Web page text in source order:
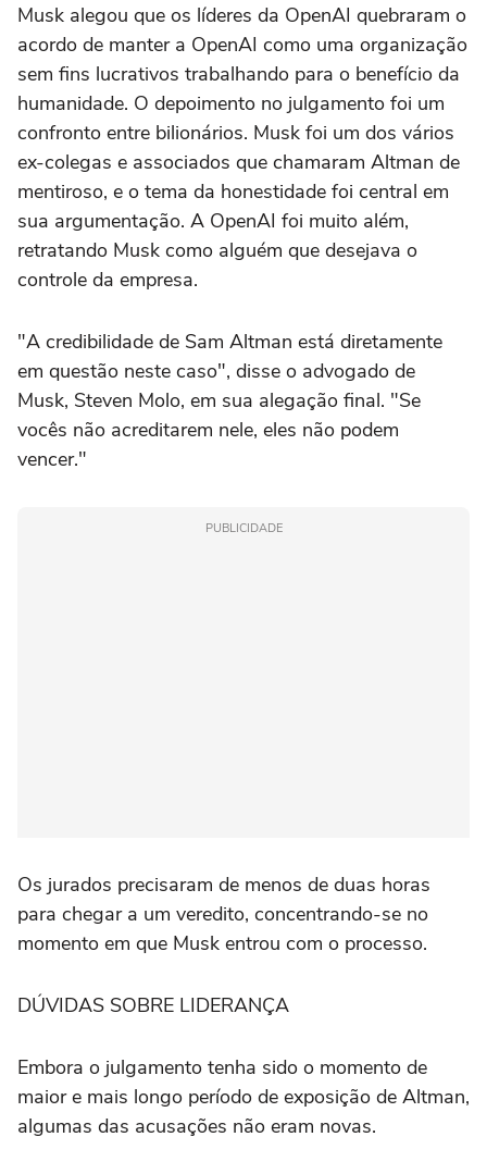
Musk alegou que os líderes da OpenAI quebraram o
acordo de manter a OpenAI como ‌uma organização
sem fins lucrativos trabalhando para o ⁠benefício da
humanidade. O depoimento no ⁠julgamento foi um
confronto entre bilionários. Musk foi um dos vários
ex-colegas e associados que chamaram Altman de
mentiroso, e o tema da honestidade foi central ⁠em
sua argumentação. A OpenAI foi muito além,
retratando Musk como alguém que desejava ‌o
controle da empresa.
"A credibilidade de Sam Altman ‌está diretamente
em questão neste caso", disse o advogado de
Musk, Steven Molo, em sua alegação final. "Se
vocês não acreditarem nele, eles não podem
vencer."
PUBLICIDADE
Os jurados precisaram de menos de duas horas
para chegar a um veredito, concentrando-se no
momento em que Musk entrou com o processo.
DÚVIDAS SOBRE LIDERANÇA
Embora o julgamento tenha sido o momento de
maior e mais longo período de exposição de Altman,
⁠algumas das acusações não eram novas.